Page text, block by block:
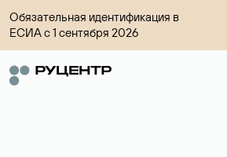
Обязательная идентификация в
ЕСИА с 1 сентября 2026